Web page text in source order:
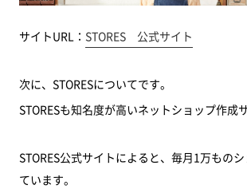
サイトURL： STORES 公式サイト
次に、STORESについてです。
STORESも知名度が高いネットショップ作成
STORES公式サイトによると、毎月1万もの
ています。